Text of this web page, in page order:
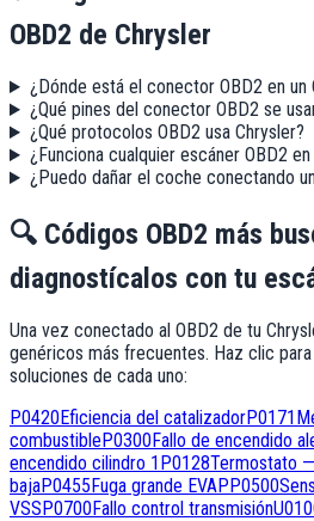
OBD2 de Chrysler
¿Dónde está el conector OBD2 en un
¿Qué pines del conector OBD2 se
¿Qué protocolos OBD2 usa Chrysler?
¿Funciona cualquier escáner OBD2
¿Puedo dañar el coche conectando
🔍 Códigos OBD2 más
diagnostícalos con tu
Una vez conectado al OBD2 de tu
genéricos más frecuentes. Haz clic
soluciones de cada uno:
P0420Eficiencia del catalizadorP0171
combustibleP0300Fallo de encendido
encendido cilindro 1P0128Termostato
bajaP0455Fuga grande EVAPP0500
VSSP0700Fallo control transmisión